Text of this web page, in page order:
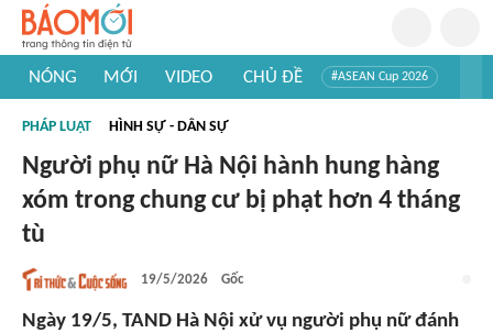
NÓNG MỚI VIDEO CHỦ ĐỀ #ASEAN Cup 2026
#Khám phá thế giới
PHÁP LUẬT HÌNH SỰ - DÂN SỰ
Người phụ nữ Hà Nội hành hung hàng
xóm trong chung cư bị phạt hơn 4 tháng
tù
19/5/2026 Gốc
Ngày 19/5, TAND Hà Nội xử vụ người phụ nữ đánh